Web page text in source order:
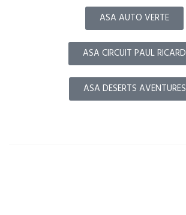
ASA AUTO VERTE
ASA CIRCUIT PAUL RICARD
ASA DESERTS AVENTURES